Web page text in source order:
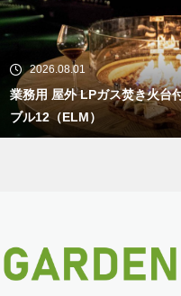
2026.07.28
業務用 屋外 LPガス焚き火台
ブル11（ELM）